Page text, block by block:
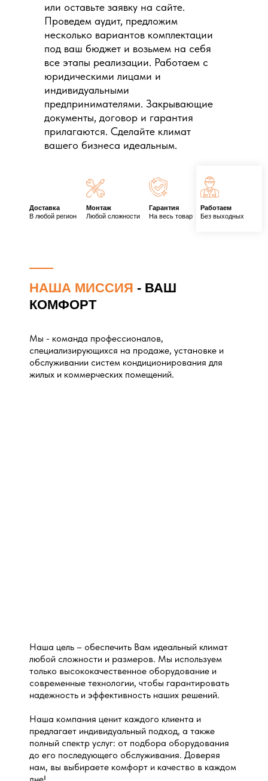
или оставьте заявку на сайте.
Проведем аудит, предложим
несколько вариантов комплектации
под ваш бюджет и возьмем на себя
все этапы реализации. Работаем с
юридическими лицами и
индивидуальными
предпринимателями. Закрывающие
документы, договор и гарантия
прилагаются. Сделайте климат
вашего бизнеса идеальным.
Доставка
В любой регион
Монтаж
Любой сложности
Гарантия
На весь товар
Работаем
Без выходных
НАША МИССИЯ - ВАШ
КОМФОРТ
Мы - команда профессионалов,
специализирующихся на продаже, установке и
обслуживании систем кондиционирования для
жилых и коммерческих помещений.
Наша цель – обеспечить Вам идеальный климат
любой сложности и размеров. Мы используем
только высококачественное оборудование и
современные технологии, чтобы гарантировать
надежность и эффективность наших решений.
Наша компания ценит каждого клиента и
предлагает индивидуальный подход, а также
полный спектр услуг: от подбора оборудования
до его последующего обслуживания. Доверяя
нам, вы выбираете комфорт и качество в каждом